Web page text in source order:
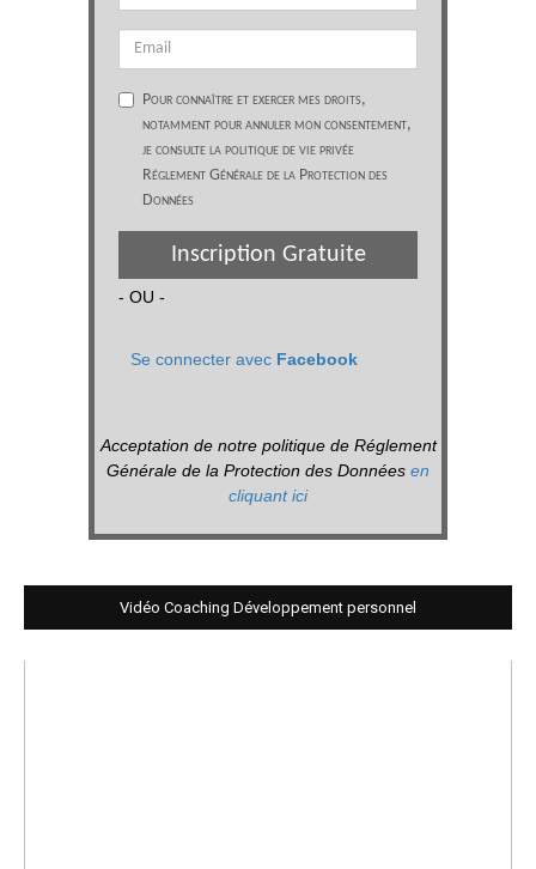
Pour connaître et exercer mes droits,
notamment pour annuler mon consentement,
je consulte la politique de vie privée
Réglement Générale de la Protection des
Données
Inscription Gratuite
- OU -
Se connecter avec Facebook
Acceptation de notre politique de Réglement
Générale de la Protection des Données en
cliquant ici
Vidéo Coaching Développement personnel